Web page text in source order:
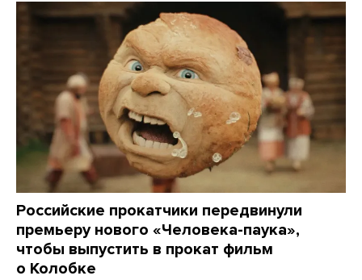
Российские прокатчики передвинули
премьеру нового «Человека-паука»,
чтобы выпустить в прокат фильм
о Колобке